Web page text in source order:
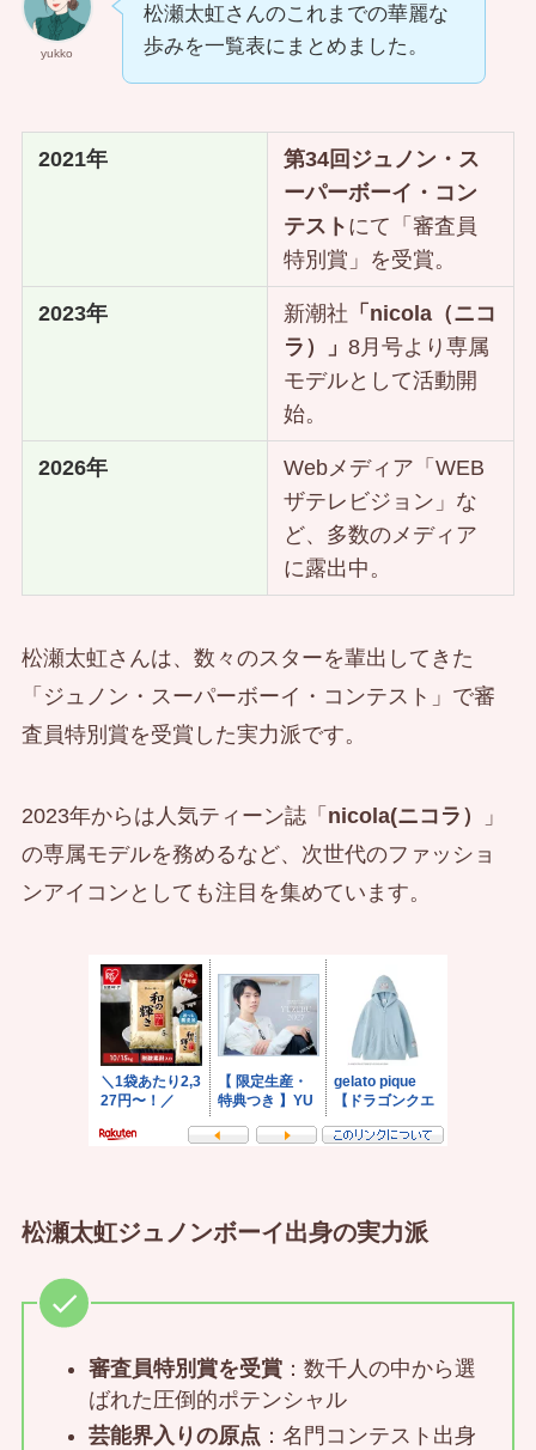
yukko
松瀬太虹さんのこれまでの華麗な
歩みを一覧表にまとめました。
2021年
第34回ジュノン・ス
ーパーボーイ・コン
テスト にて「審査員
特別賞」を受賞。
2023年 新潮社 「nicola（ニコ
ラ）」8月号より専属
モデルとして活動開
始。
2026年
Webメディア「WEB
ザテレビジョン」な
ど、多数のメディア
に露出中。
松瀬太虹さんは、数々のスターを輩出してきた
「ジュノン・スーパーボーイ・コンテスト」で審
査員特別賞を受賞した実力派です。
2023年からは人気ティーン誌「 nicola(ニコラ）
」
の専属モデルを務めるなど、次世代のファッショ
ンアイコンとしても注目を集めています。
松瀬太虹ジュノンボーイ出身の実力派
審査員特別賞を受賞：数千人の中から選
ばれた圧倒的ポテンシャル
芸能界入りの原点 ：名門コンテスト出身